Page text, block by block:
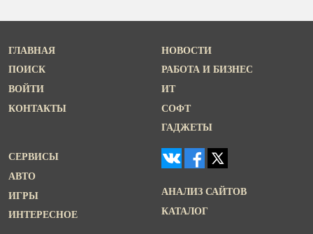
ГЛАВНАЯ
ПОИСК
ВОЙТИ
КОНТАКТЫ
НОВОСТИ
РАБОТА И БИЗНЕС
ИТ
СОФТ
ГАДЖЕТЫ
СЕРВИСЫ
АВТО
ИГРЫ
ИНТЕРЕСНОЕ
АНАЛИЗ САЙТОВ
КАТАЛОГ